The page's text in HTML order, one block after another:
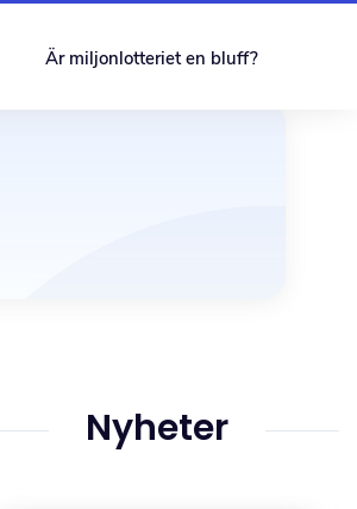
Är miljonlotteriet en bluff?
Nyheter